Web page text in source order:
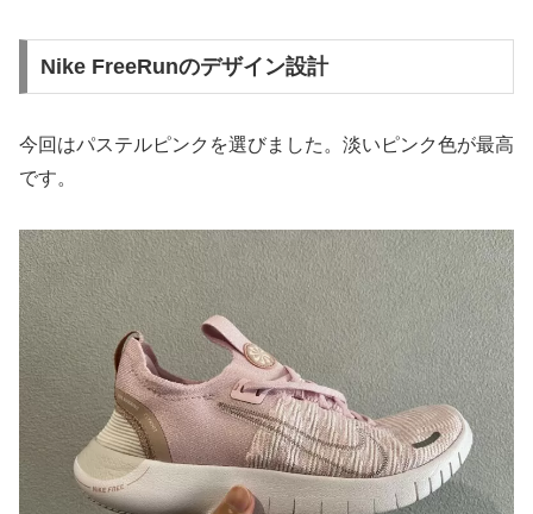
Nike FreeRunのデザイン設計
今回はパステルピンクを選びました。淡いピンク色が最高
です。